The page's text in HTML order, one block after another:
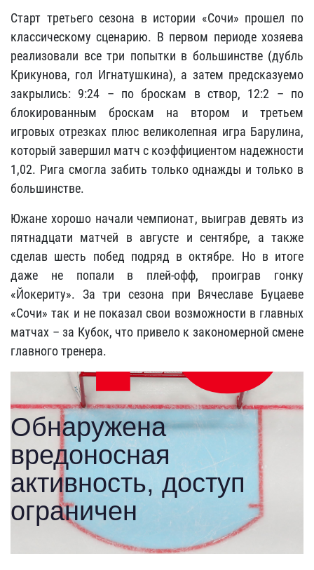
Старт третьего сезона в истории «Сочи» прошел по
классическому сценарию. В первом периоде хозяева
реализовали все три попытки в большинстве (дубль
Крикунова, гол Игнатушкина), а затем предсказуемо
закрылись: 9:24 – по броскам в створ, 12:2 – по
блокированным броскам на втором и третьем
игровых отрезках плюс великолепная игра Барулина,
который завершил матч с коэффициентом надежности
1,02. Рига смогла забить только однажды и только в
большинстве.
Южане хорошо начали чемпионат, выиграв девять из
пятнадцати матчей в августе и сентябре, а также
сделав шесть побед подряд в октябре. Но в итоге
даже не попали в плей-офф, проиграв гонку
«Йокериту». За три сезона при Вячеславе Буцаеве
«Сочи» так и не показал свои возможности в главных
матчах – за Кубок, что привело к закономерной смене
главного тренера.